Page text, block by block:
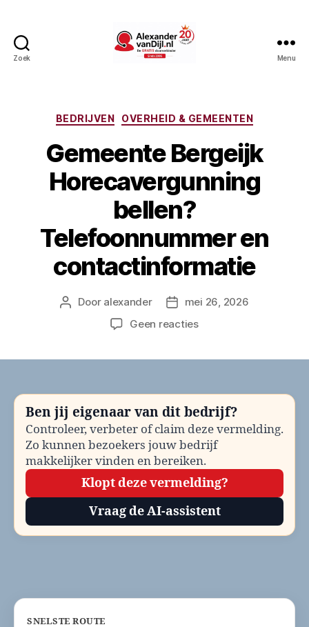
Zoek Menu
Categorieën
BEDRIJVEN OVERHEID & GEMEENTEN
Gemeente Bergeijk
Horecavergunning
bellen?
Telefoonnummer en
contactinformatie
Berichtauteur
Door alexander Berichtdatum
mei 26, 2026
Geen reactiesop
Telefoonnummer
en
contactinformatie
Ben jij eigenaar van dit bedrijf?
Controleer, verbeter of claim deze vermelding.
Zo kunnen bezoekers jouw bedrijf
makkelijker vinden en bereiken.
Klopt deze vermelding?
Vraag de AI-assistent
SNELSTE ROUTE